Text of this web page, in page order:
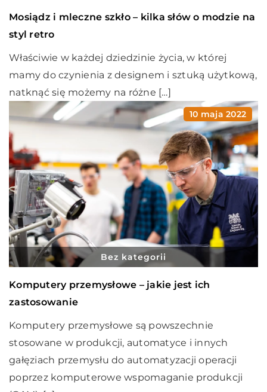
Mosiądz i mleczne szkło – kilka słów o modzie na
styl retro
Właściwie w każdej dziedzinie życia, w której
mamy do czynienia z designem i sztuką użytkową,
natknąć się możemy na różne […]
10 maja 2022
Bez kategorii
Komputery przemysłowe – jakie jest ich
zastosowanie
Komputery przemysłowe są powszechnie
stosowane w produkcji, automatyce i innych
gałęziach przemysłu do automatyzacji operacji
poprzez komputerowe wspomaganie produkcji